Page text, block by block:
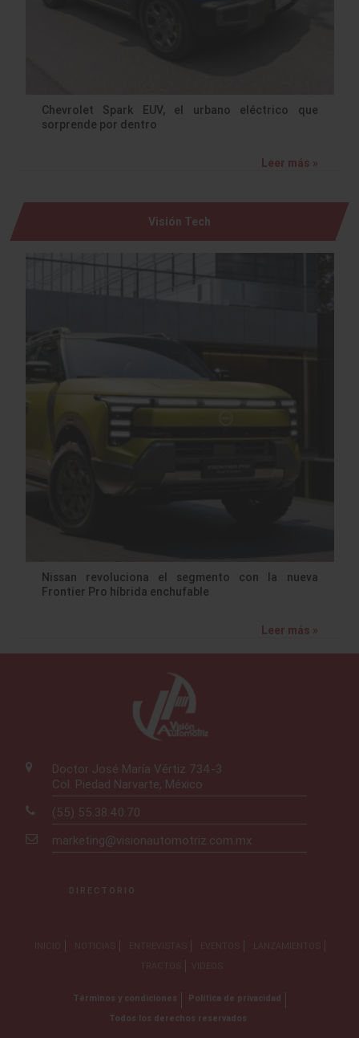
Chevrolet Spark EUV, el urbano eléctrico que
sorprende por dentro
Leer más »
Visión Tech
Nissan revoluciona el segmento con la nueva
Frontier Pro híbrida enchufable
Leer más »
Doctor José María Vértiz 734-3
Col. Piedad Narvarte, México
(55) 55.38.40.70
marketing@visionautomotriz.com.mx
DIRECTORIO
INICIO NOTICIAS ENTREVISTAS EVENTOS
LANZAMIENTOS
TRACTOS
VIDEOS
Términos y condiciones
Política de privacidad
Todos los derechos reservados